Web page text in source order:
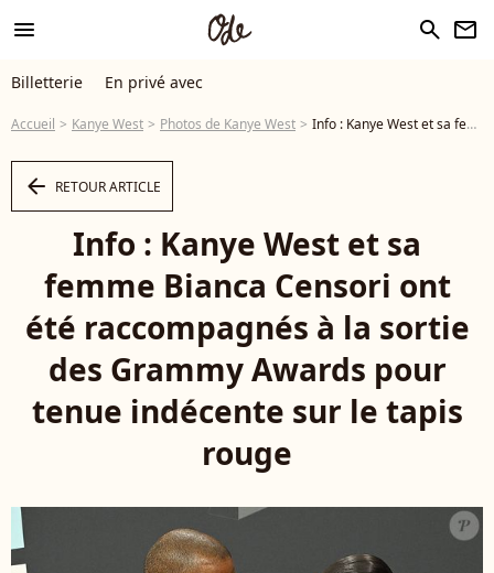
menu search newsletter
Billetterie En privé avec
Accueil Kanye West Photos de Kanye West Info : Kanye West et sa femme Bianca Censori ont été raccompagnés à la sortie des Grammy Awards pour tenue indécente sur le tapis rouge - Photo
arrow_left RETOUR ARTICLE
Info : Kanye West et sa
femme Bianca Censori ont
été raccompagnés à la sortie
des Grammy Awards pour
tenue indécente sur le tapis
rouge